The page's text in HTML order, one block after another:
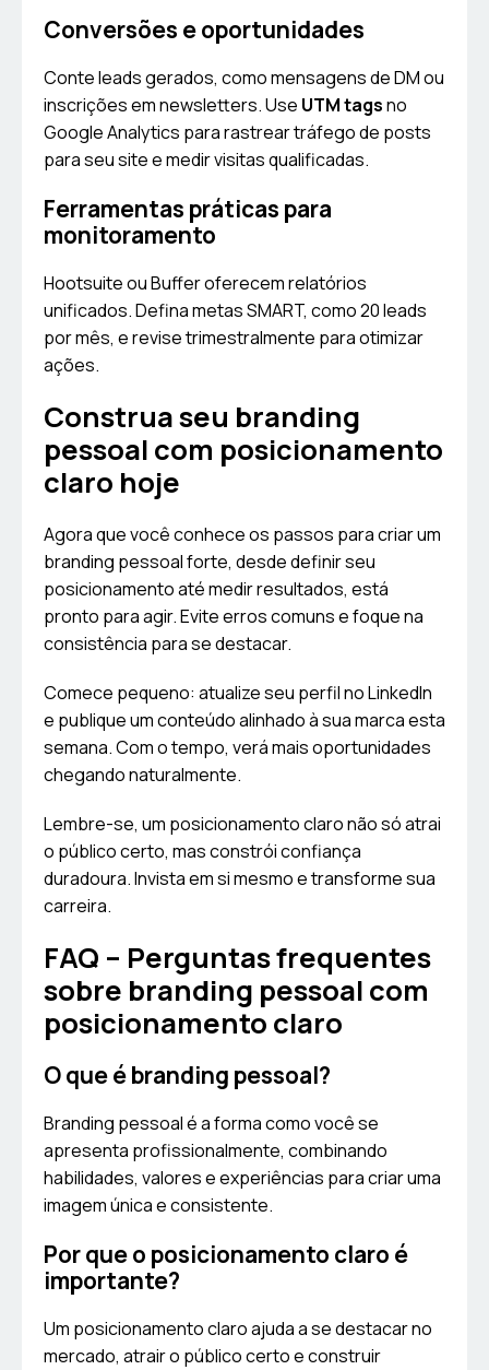
Conversões e oportunidades
Conte leads gerados, como mensagens de DM ou
inscrições em newsletters. Use UTM tagsno
Google Analytics para rastrear tráfego de posts
para seu site e medir visitas qualificadas.
Ferramentas práticas para
monitoramento
Hootsuite ou Buffer oferecem relatórios
unificados. Defina metas SMART, como 20 leads
por mês, e revise trimestralmente para otimizar
ações.
Construa seu branding
pessoal com posicionamento
claro hoje
Agora que você conhece os passos para criar um
branding pessoal forte, desde definir seu
posicionamento até medir resultados, está
pronto para agir. Evite erros comuns e foque na
consistência para se destacar.
Comece pequeno: atualize seu perfil no LinkedIn
e publique um conteúdo alinhado à sua marca esta
semana. Com o tempo, verá mais oportunidades
chegando naturalmente.
Lembre-se, um posicionamento claro não só atrai
o público certo, mas constrói confiança
duradoura. Invista em si mesmo e transforme sua
carreira.
FAQ – Perguntas frequentes
sobre branding pessoal com
posicionamento claro
O que é branding pessoal?
Branding pessoal é a forma como você se
apresenta profissionalmente, combinando
habilidades, valores e experiências para criar uma
imagem única e consistente.
Por que o posicionamento claro é
importante?
Um posicionamento claro ajuda a se destacar no
mercado, atrair o público certo e construir